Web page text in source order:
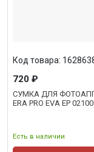
СУМКА ДЛЯ
ERA PRO EVA EP
Есть в наличии
Код товара:
720 ₽